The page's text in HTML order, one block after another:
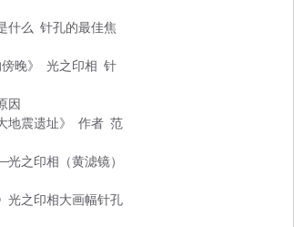
什么 针孔的最佳焦
晚》 光之印相 针
因
地震遗址》 作者 范
光之印相（黄滤镜）
光之印相大画幅针孔